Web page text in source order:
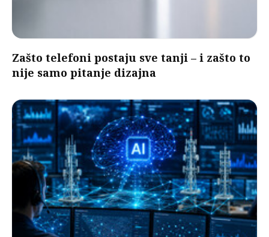
Zašto telefoni postaju sve tanji – i zašto to
nije samo pitanje dizajna